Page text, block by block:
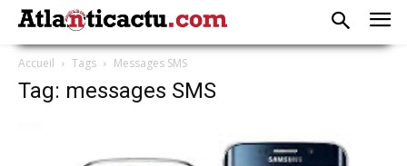
Accueil Tags Messages SMS
Tag: messages SMS